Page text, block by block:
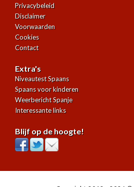
Privacybeleid
Disclaimer
Voorwaarden
Cookies
Contact
Extra's
Niveautest Spaans
Spaans voor kinderen
Weerbericht Spanje
Interessante links
Blijf op de hoogte!